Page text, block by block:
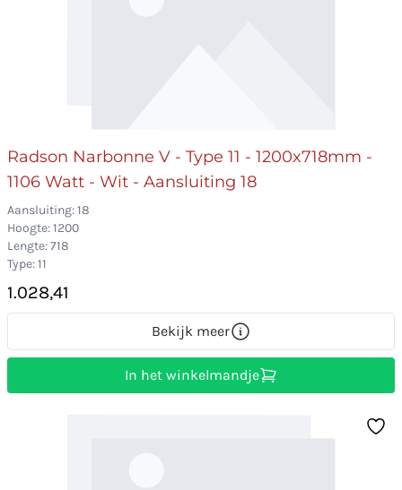
Radson Narbonne V - Type 11 - 1200x718mm -
1106 Watt - Wit - Aansluiting 18
Aansluiting: 18
Hoogte: 1200
Lengte: 718
Type: 11
1.028,41
Bekijk meer
In het winkelmandje